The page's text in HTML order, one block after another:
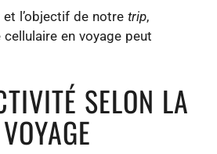
et l’objectif de notretrip,
cellulaire en voyage peut
SELON LA